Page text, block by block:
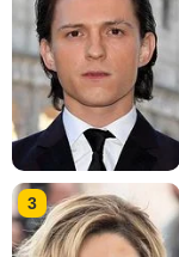
3